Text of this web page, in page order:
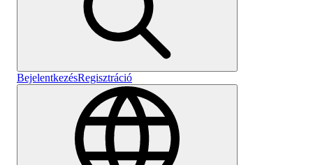
BejelentkezésRegisztráció